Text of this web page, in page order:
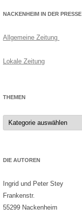
NACKENHEIM IN DER PRESSE
Allgemeine Zeitung
Lokale Zeitung
THEMEN
Themen
DIE AUTOREN
Ingrid und Peter Stey
Frankenstr.
55299 Nackenheim